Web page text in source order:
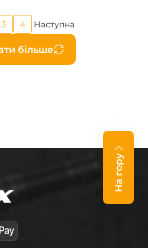
Розбивка
на
сторінки
більше
Page
3
Page
4
Наступна
сторінка
Наступна
На гору